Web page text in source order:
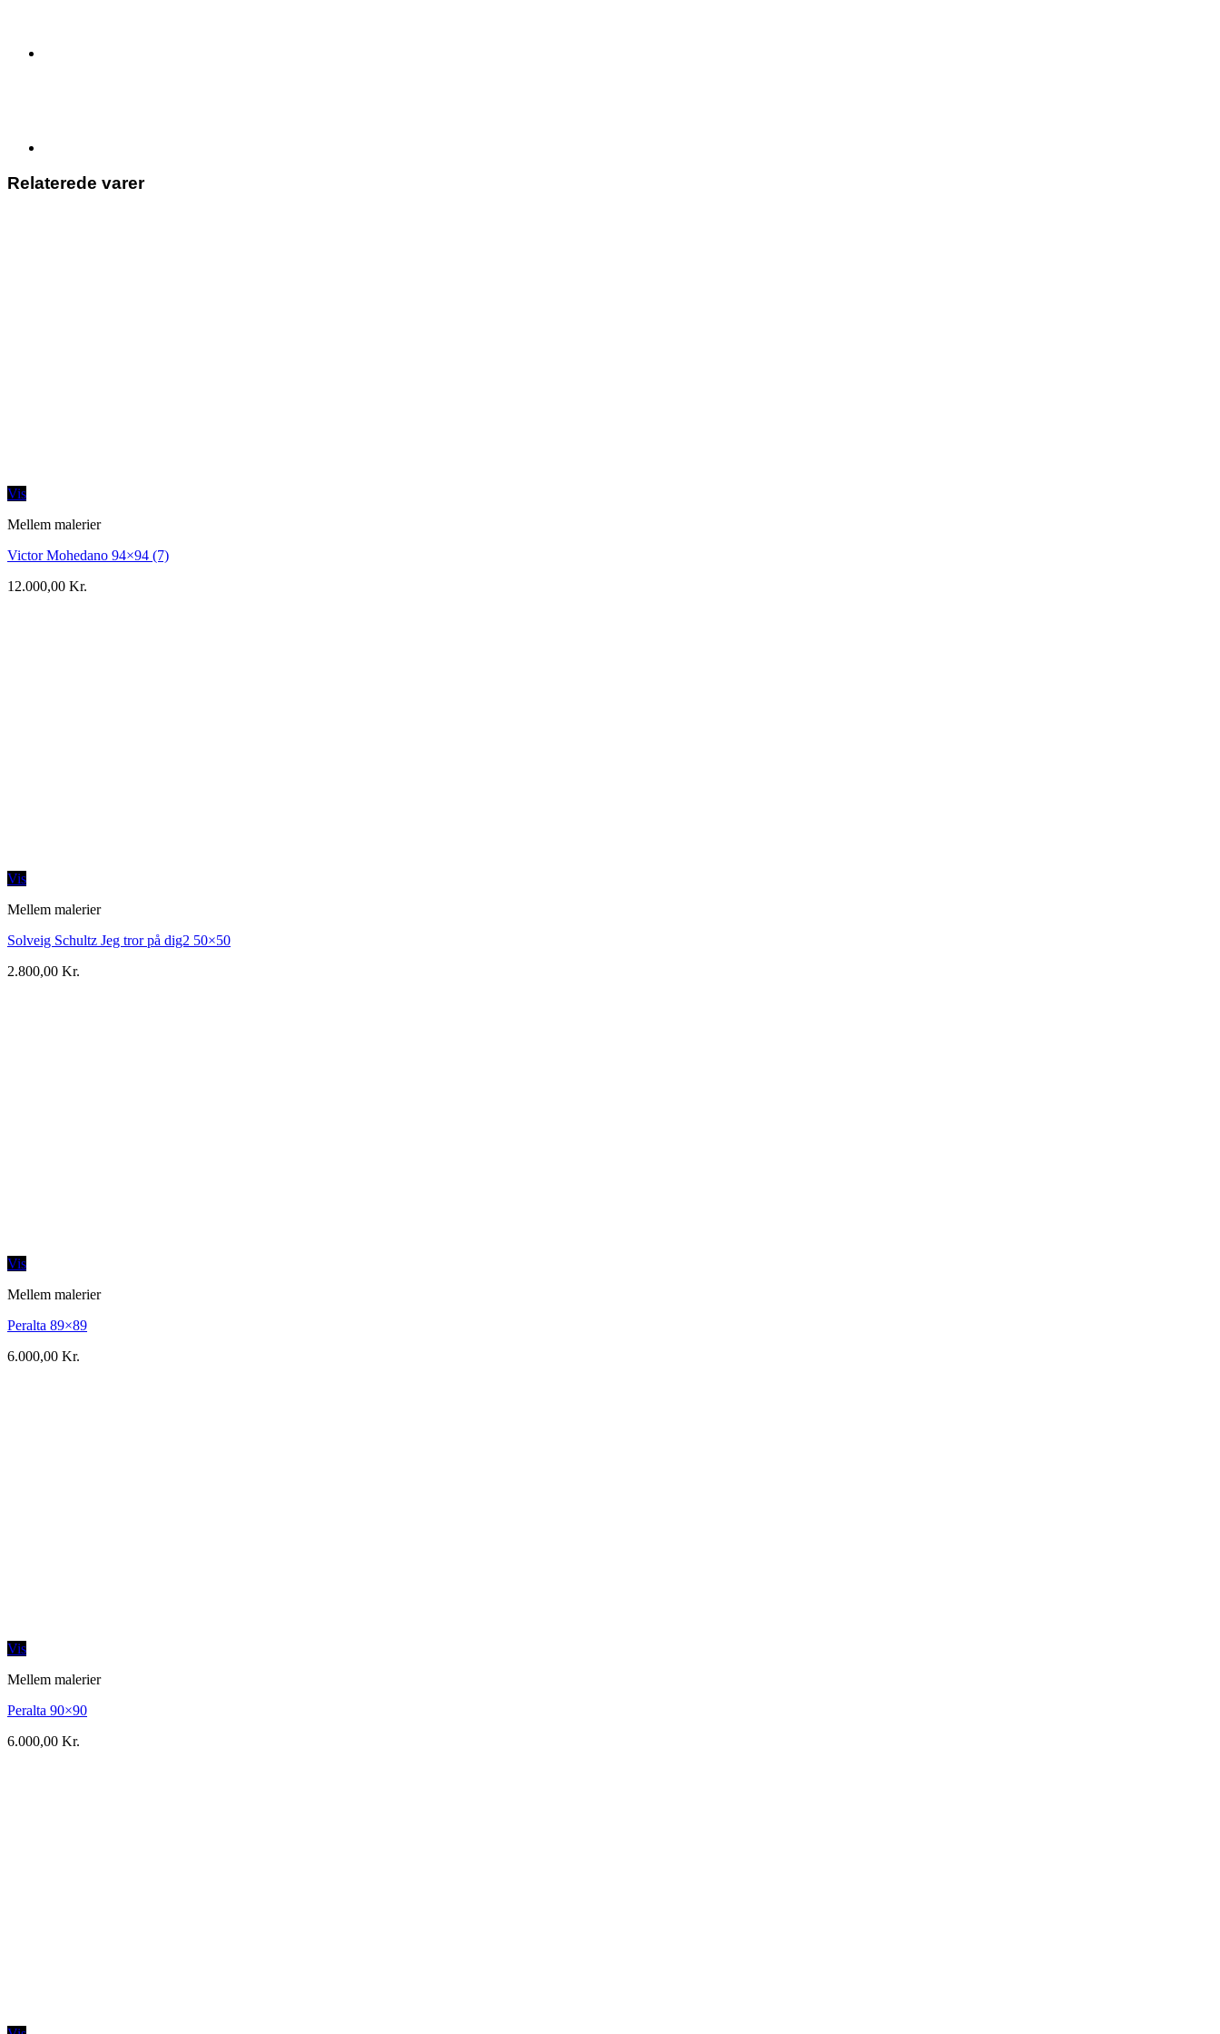
Relaterede varer
Vis
Mellem malerier
Victor Mohedano 94×94 (7)
12.000,00 Kr.
Vis
Mellem malerier
Solveig Schultz Jeg tror på dig2 50×50
2.800,00 Kr.
Vis
Mellem malerier
Peralta 89×89
6.000,00 Kr.
Vis
Mellem malerier
Peralta 90×90
6.000,00 Kr.